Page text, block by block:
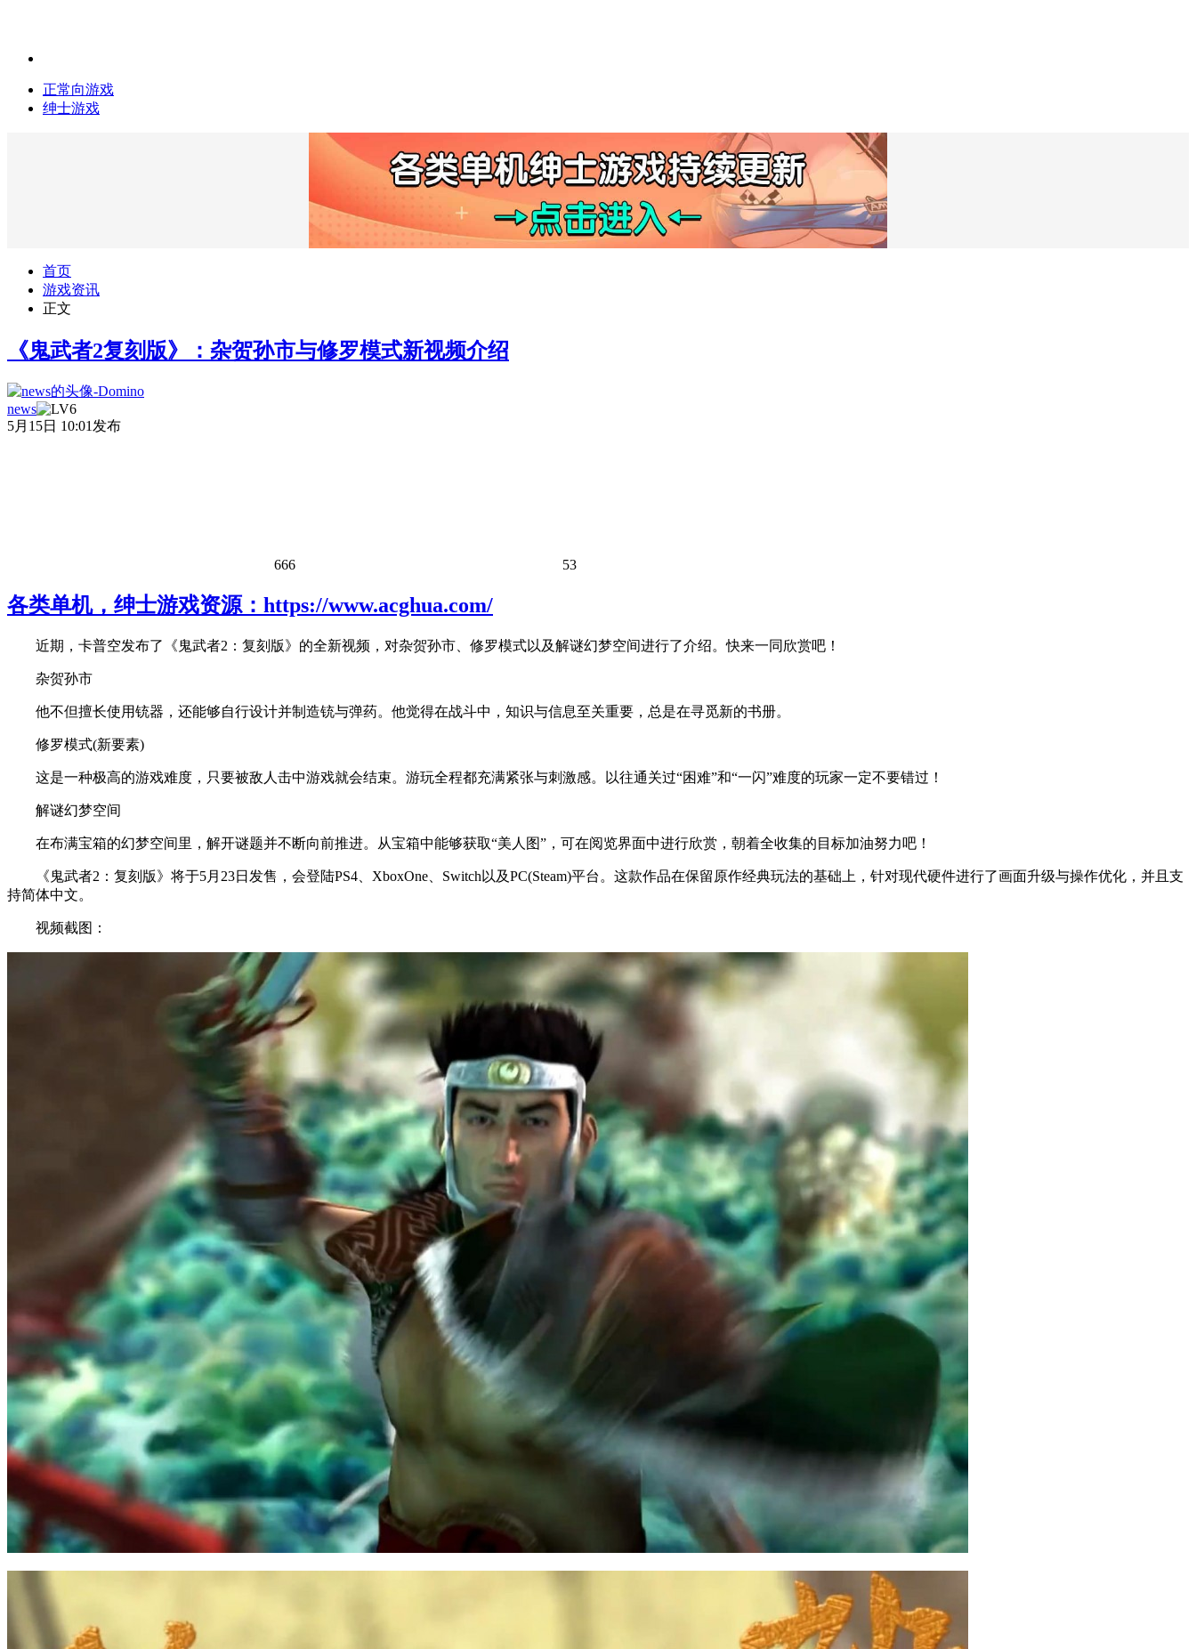
正常向游戏
绅士游戏
首页
游戏资讯
正文
《鬼武者2复刻版》：杂贺孙市与修罗模式新视频介绍
news
5月15日 10:01发布
666 53
各类单机，绅士游戏资源：https://www.acghua.com/
近期，卡普空发布了《鬼武者2：复刻版》的全新视频，对杂贺孙市、修罗模式以及解谜幻梦空间进行了介绍。快来一同欣赏吧！
杂贺孙市
他不但擅长使用铳器，还能够自行设计并制造铳与弹药。他觉得在战斗中，知识与信息至关重要，总是在寻觅新的书册。
修罗模式(新要素)
这是一种极高的游戏难度，只要被敌人击中游戏就会结束。游玩全程都充满紧张与刺激感。以往通关过“困难”和“一闪”难度的玩家一定不要错过！
解谜幻梦空间
在布满宝箱的幻梦空间里，解开谜题并不断向前推进。从宝箱中能够获取“美人图”，可在阅览界面中进行欣赏，朝着全收集的目标加油努力吧！
《鬼武者2：复刻版》将于5月23日发售，会登陆PS4、XboxOne、Switch以及PC(Steam)平台。这款作品在保留原作经典玩法的基础上，针对现代硬件进行了画面升级与操作优化，并且支
持简体中文。
视频截图：